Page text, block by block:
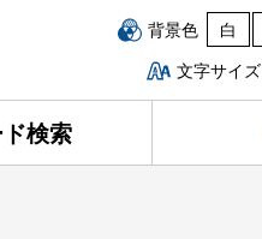
背景色 白
文字サイズ
検索